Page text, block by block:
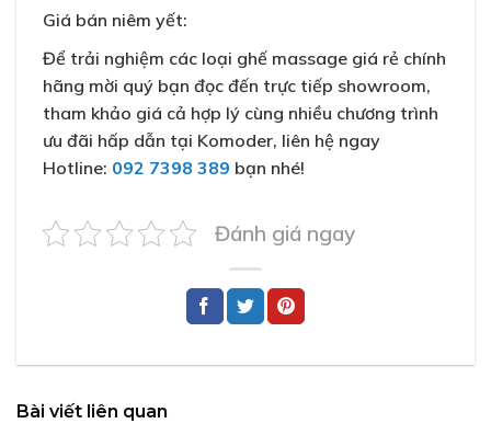
Giá bán niêm yết:
Để trải nghiệm các loại ghế massage giá rẻ chính
hãng mời quý bạn đọc đến trực tiếp showroom,
tham khảo giá cả hợp lý cùng nhiều chương trình
ưu đãi hấp dẫn tại Komoder, liên hệ ngay
Hotline: 092 7398 389 bạn nhé!
Đánh giá ngay
Bài viết liên quan